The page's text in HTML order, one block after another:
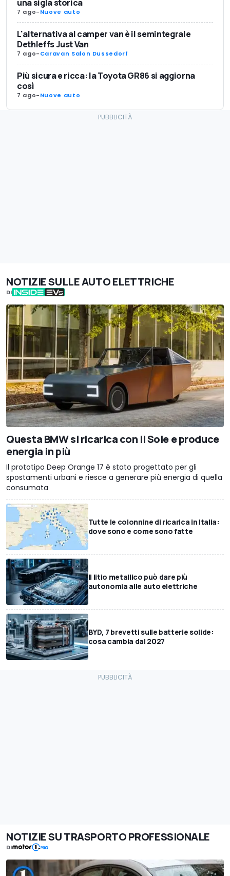
una sigla storica
7 ago-Nuove auto
L'alternativa al camper van è il semintegrale
Dethleffs Just Van
7 ago-Caravan Salon Dussedorf
Più sicura e ricca: la Toyota GR86 si aggiorna
così
7 ago-Nuove auto
NOTIZIE SULLE AUTO ELETTRICHE
DI
Questa BMW si ricarica con il Sole e produce
energia in più
Il prototipo Deep Orange 17 è stato progettato per gli
spostamenti urbani e riesce a generare più energia di quella
consumata
Tutte le colonnine di ricarica in Italia:
dove sono e come sono fatte
Il litio metallico può dare più
autonomia alle auto elettriche
BYD, 7 brevetti sulle batterie solide:
cosa cambia dal 2027
NOTIZIE SU TRASPORTO PROFESSIONALE
DI